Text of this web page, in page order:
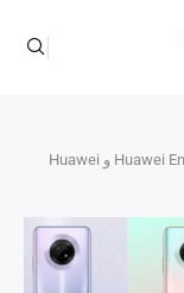
الإعلان رسميا عن هاتفين جديدين من هواوي: Huawei Enjoy 20 و Huawei